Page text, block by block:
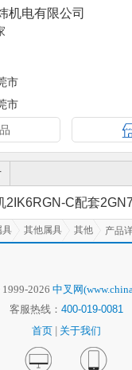
机电有限公司
市
市
2IK6RGN-C配套
具 其他属具 其他 产品
2026 中叉网
客服热线： 400-019-0081
首页
关于我们